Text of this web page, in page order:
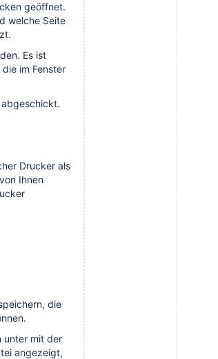
geöffnet.
welche Seite
Es ist
im Fenster
Drucker als
Ihnen
die
unter mit der
angezeigt,